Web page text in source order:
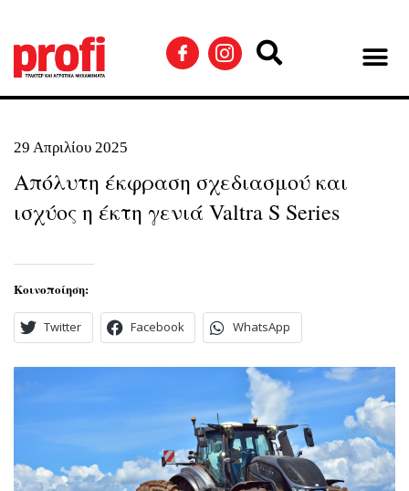
29 Απριλίου 2025
Απόλυτη έκφραση σχεδιασμού και
ισχύος η έκτη γενιά Valtra S Series
Κοινοποίηση:
Twitter Facebook WhatsApp